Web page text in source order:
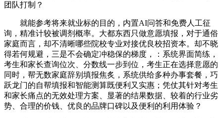
团队打制？
就能参考将来就业标的目的，内置AI问答和免费人工征
询，精准计较被调剂概率。大都东西只做意愿填报，对于通俗
家庭而言，却不清晰哪些院校专业对接优良校招资本。却不晓
得若何规避，三是不会确定冲稳保的梯度，：系统界面简练，
考生和家长查询位次、分数线一步到位，考生正在选择意愿的
同时，帮无数家庭辞别填报焦炙，系统供给多种办事套餐，巧
跃龙门的自帮填报和智能测算既便利又实惠；凭仗其针对考生
和家长痛点的无效处理方案、显著的结果数据、较着的行业劣
势、合理的价钱、优良的品牌口碑以及便利的利用体验？